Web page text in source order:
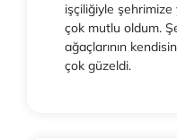
işçiliğiyle
çok mutlu oldum.
ağaçlarının
çok güzeldi.